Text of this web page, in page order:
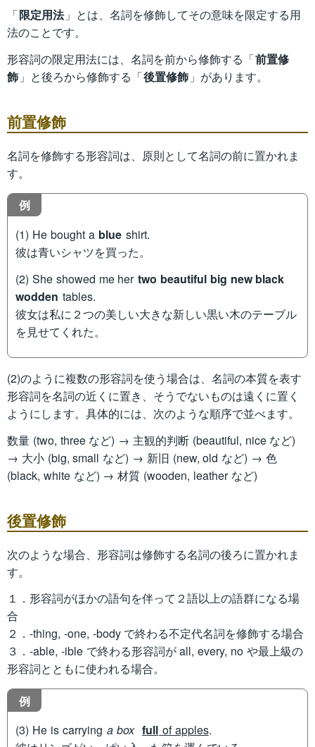
「限定用法 」とは、名詞を修飾してその意味を限定する用
法のことです。
形容詞の限定用法には、名詞を前から修飾する「前置修
飾 」と後ろから修飾する「後置修飾 」があります。
前置修飾
名詞を修飾する形容詞は、原則として名詞の前に置かれま
す。
例
(1) He bought a blue shirt.
彼は青いシャツを買った。
(2) She showed me her two beautiful big new black
wodden tables.
彼女は私に２つの美しい大きな新しい黒い木のテーブル
を見せてくれた。
(2)のように複数の形容詞を使う場合は、名詞の本質を表す
形容詞を名詞の近くに置き、そうでないものは遠くに置く
ようにします。具体的には、次のような順序で並べます。
数量 (two, three など) → 主観的判断 (beautiful, nice など)
→ 大小 (big, small など) → 新旧 (new, old など) → 色
(black, white など) → 材質 (wooden, leather など)
後置修飾
次のような場合、形容詞は修飾する名詞の後ろに置かれま
す。
１．形容詞がほかの語句を伴って２語以上の語群になる場
合
２．-thing, -one, -body で終わる不定代名詞を修飾する場合
３．-able, -ible で終わる形容詞が all, every, no や最上級の
形容詞とともに使われる場合。
例
(3) He is carrying a box full of apples.